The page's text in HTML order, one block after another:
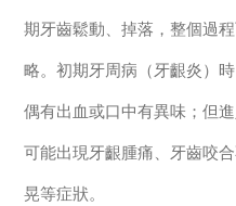
期牙齒鬆動、掉落，整個過
略。初期牙周病（牙齦炎）
偶有出血或口中有異味；但
可能出現牙齦腫痛、牙齒咬
晃等症狀。